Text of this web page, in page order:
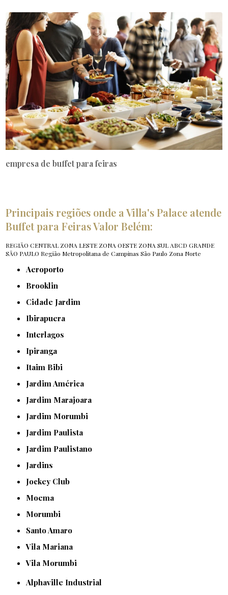
empresa de buffet para feiras
Principais regiões onde a Villa's Palace atende
Buffet para Feiras Valor Belém:
REGIÃO CENTRAL ZONA LESTE ZONA OESTE ZONA SUL ABCD GRANDE
SÃO PAULO Região Metropolitana de Campinas São Paulo Zona Norte
Aeroporto
Brooklin
Cidade Jardim
Ibirapuera
Interlagos
Ipiranga
Itaim Bibi
Jardim América
Jardim Marajoara
Jardim Morumbi
Jardim Paulista
Jardim Paulistano
Jardins
Jockey Club
Moema
Morumbi
Santo Amaro
Vila Mariana
Vila Morumbi
Alphaville Industrial